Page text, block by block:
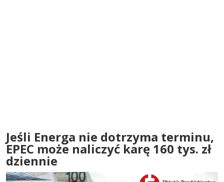
Jeśli Energa nie dotrzyma terminu,
EPEC może naliczyć karę 160 tys. zł
dziennie